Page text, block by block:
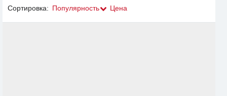
Сортировка: Популярность Цена